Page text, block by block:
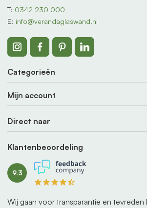
T: 0342 230 000
E: info@verandaglaswand.nl
Categorieën
Mijn account
Direct naar
Klantenbeoordeling
9.3
Wij gaan voor transparantie en tevreden